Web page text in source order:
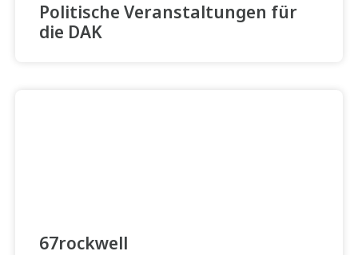
Politische Veranstaltungen für
die DAK
67rockwell